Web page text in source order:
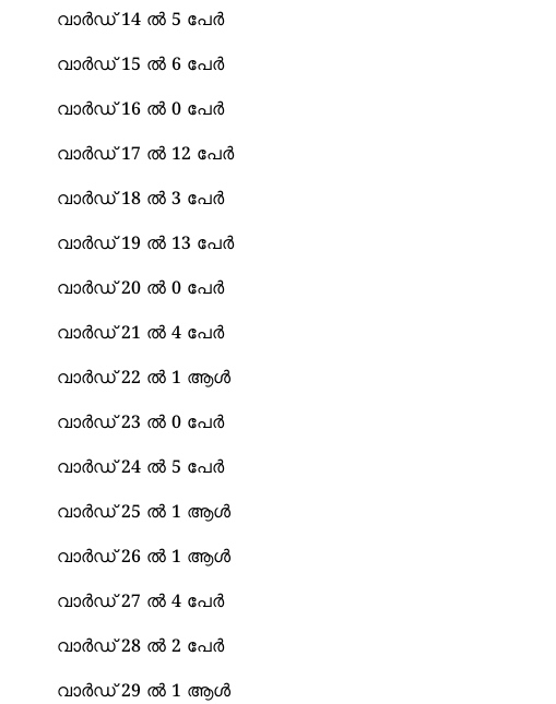
വാർഡ് 14 ൽ 5 പേർ
വാർഡ് 15 ൽ 6 പേർ
വാർഡ് 16 ൽ 0 പേർ
വാർഡ് 17 ൽ 12 പേർ
വാർഡ് 18 ൽ 3 പേർ
വാർഡ് 19 ൽ 13 പേർ
വാർഡ് 20 ൽ 0 പേർ
വാർഡ് 21 ൽ 4 പേർ
വാർഡ് 22 ൽ 1 ആൾ
വാർഡ് 23 ൽ 0 പേർ
വാർഡ് 24 ൽ 5 പേർ
വാർഡ് 25 ൽ 1 ആൾ
വാർഡ് 26 ൽ 1 ആൾ
വാർഡ് 27 ൽ 4 പേർ
വാർഡ് 28 ൽ 2 പേർ
വാർഡ് 29 ൽ 1 ആൾ